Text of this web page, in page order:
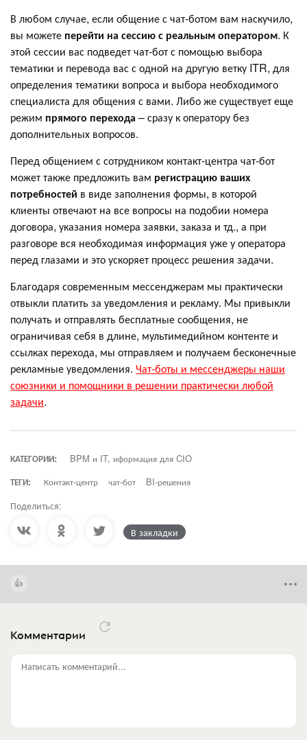
В любом случае, если общение с чат-ботом вам наскучило,
вы можете перейти на сессию с реальным оператором. К
этой сессии вас подведет чат-бот с помощью выбора
тематики и перевода вас с одной на другую ветку ITR, для
определения тематики вопроса и выбора необходимого
специалиста для общения с вами. Либо же существует еще
режим прямого перехода – сразу к оператору без
дополнительных вопросов.
Перед общением с сотрудником контакт-центра чат-бот
может также предложить вам регистрацию ваших
потребностей в видезаполнения формы, в которой
клиенты отвечают на все вопросы на подобии номера
договора, указания номера заявки, заказа и тд., а при
разговоре вся необходимая информация уже у оператора
перед глазами и это ускоряет процесс решения задачи.
Благодаря современным мессенджерам мы практически
отвыкли платить за уведомления и рекламу. Мы привыкли
получать и отправлять бесплатные сообщения, не
ограничивая себя в длине, мультимедийном контенте и
ссылках перехода, мы отправляем и получаем бесконечные
рекламные уведомления. Чат-боты и мессенджеры наши
союзники и помощники в решении практически любой
задачи.
КАТЕГОРИИ:
BPM и IT, иформация для CIO
ТЕГИ:
Контакт-центр чат-бот BI-решения
Поделиться:
В закладки
Комментарии
Написать комментарий...